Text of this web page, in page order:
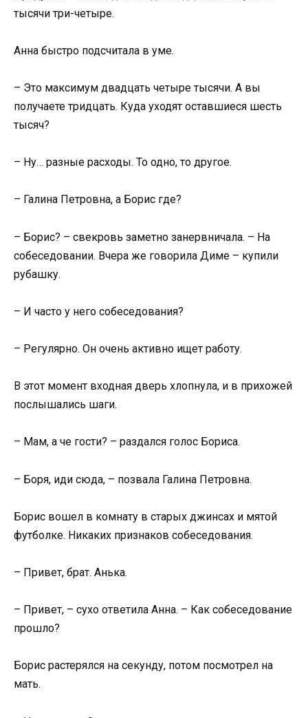
тысячи три-четыре.
Анна быстро подсчитала в уме.
– Это максимум двадцать четыре тысячи. А вы
получаете тридцать. Куда уходят оставшиеся шесть
тысяч?
– Ну… разные расходы. То одно, то другое.
– Галина Петровна, а Борис где?
– Борис? – свекровь заметно занервничала. – На
собеседовании. Вчера же говорила Диме – купили
рубашку.
– И часто у него собеседования?
– Регулярно. Он очень активно ищет работу.
В этот момент входная дверь хлопнула, и в прихожей
послышались шаги.
– Мам, а че гости? – раздался голос Бориса.
– Боря, иди сюда, – позвала Галина Петровна.
Борис вошел в комнату в старых джинсах и мятой
футболке. Никаких признаков собеседования.
– Привет, брат. Анька.
– Привет, – сухо ответила Анна. – Как собеседование
прошло?
Борис растерялся на секунду, потом посмотрел на
мать.